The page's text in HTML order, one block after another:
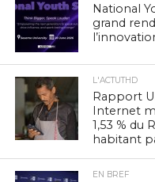
National
grand
L'ACTUTHD
Rapport
Internet
1,53 % du
habitant
EN BREF